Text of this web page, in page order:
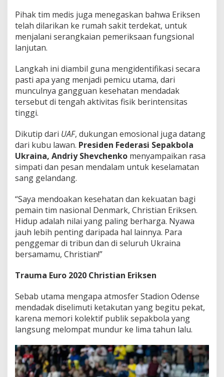
Pihak tim medis juga menegaskan bahwa Eriksen
telah dilarikan ke rumah sakit terdekat, untuk
menjalani serangkaian pemeriksaan fungsional
lanjutan.
Langkah ini diambil guna mengidentifikasi secara
pasti apa yang menjadi pemicu utama, dari
munculnya gangguan kesehatan mendadak
tersebut di tengah aktivitas fisik berintensitas
tinggi.
Dikutip dari UAF, dukungan emosional juga datang
dari kubu lawan. Presiden Federasi Sepakbola
Ukraina, Andriy Shevchenko menyampaikan rasa
simpati dan pesan mendalam untuk keselamatan
sang gelandang.
“Saya mendoakan kesehatan dan kekuatan bagi
pemain tim nasional Denmark, Christian Eriksen.
Hidup adalah nilai yang paling berharga. Nyawa
jauh lebih penting daripada hal lainnya. Para
penggemar di tribun dan di seluruh Ukraina
bersamamu, Christian!”
Trauma Euro 2020 Christian Eriksen
Sebab utama mengapa atmosfer Stadion Odense
mendadak diselimuti ketakutan yang begitu pekat,
karena memori kolektif publik sepakbola yang
langsung melompat mundur ke lima tahun lalu.